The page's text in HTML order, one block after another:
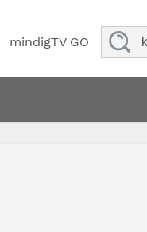
mindigTV GO